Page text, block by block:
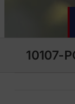
10107-